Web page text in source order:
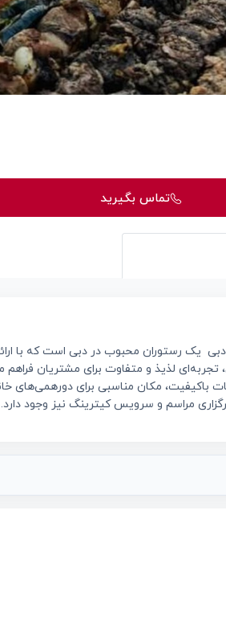
تماس بگیرید
یک رستوران محبوب در دبی است که با
لذیذ و متفاوت برای مشتریان
باکیفیت، مکان مناسبی برای دورهمی‌های